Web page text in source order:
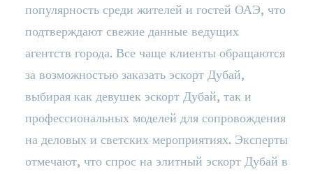
популярность среди жителей и гостей ОАЭ, что
подтверждают свежие данные ведущих
агентств города. Все чаще клиенты обращаются
за возможностью заказать эскорт Дубай,
выбирая как девушек эскорт Дубай, так и
профессиональных моделей для сопровождения
на деловых и светских мероприятиях. Эксперты
отмечают, что спрос на элитный эскорт Дубай в